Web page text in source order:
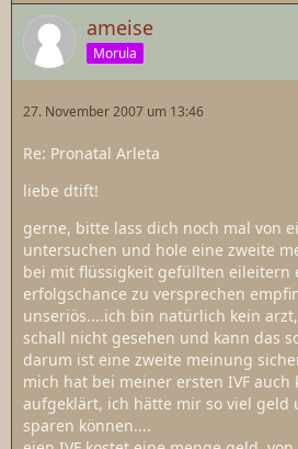
ameise
Morula
27. November 2007 um 13:46
Re: Pronatal Arleta
liebe dtift!
gerne, bitte lass dich noch mal von
untersuchen und hole eine zweite
bei mit flüssigkeit gefüllten eileitern
erfolgschance zu versprechen
unseriös....ich bin natürlich kein
schall nicht gesehen und kann das
darum ist eine zweite meinung
mich hat bei meiner ersten IVF
aufgeklärt, ich hätte mir so viel geld
sparen können....